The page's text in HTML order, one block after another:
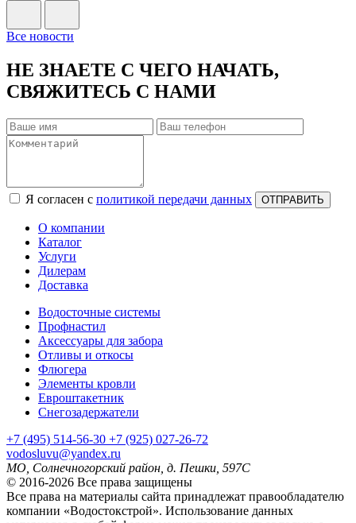
Все новости
НЕ ЗНАЕТЕ С ЧЕГО НАЧАТЬ,
СВЯЖИТЕСЬ С НАМИ
Я согласен с политикой передачи данных ОТПРАВИТЬ
О компании
Каталог
Услуги
Дилерам
Доставка
Водосточные системы
Профнастил
Аксессуары для забора
Отливы и откосы
Флюгера
Элементы кровли
Евроштакетник
Снегозадержатели
+7 (495) 514-56-30 +7 (925) 027-26-72
vodosluvu@yandex.ru
МО, Солнечногорский район, д. Пешки, 597С
© 2016-2026 Все права защищены
Все права на материалы сайта принадлежат правообладателю
компании «Водостокстрой». Использование данных